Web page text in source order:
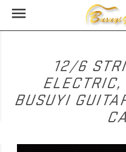

12/6
BUSUYI